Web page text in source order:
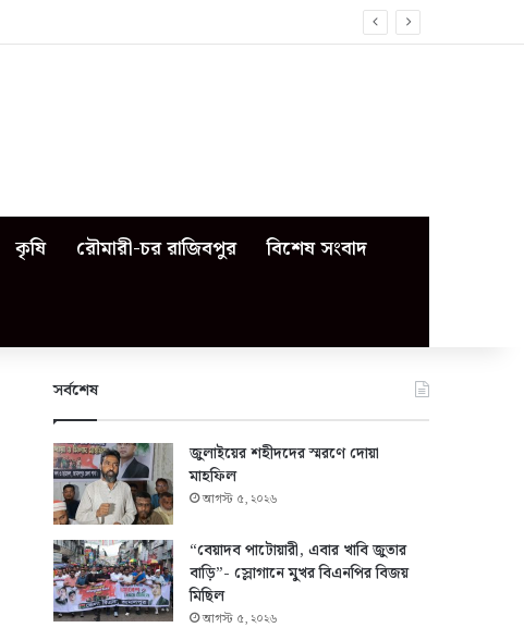
কৃষি রৌমারী-চর রাজিবপুর বিশেষ সংবাদ
সর্বশেষ
জুলাইয়ের শহীদদের স্মরণে দোয়া
মাহফিল
আগস্ট ৫, ২০২৬
“বেয়াদব পাটোয়ারী, এবার খাবি জুতার
বাড়ি”- স্লোগানে মুখর বিএনপির বিজয়
মিছিল
আগস্ট ৫, ২০২৬